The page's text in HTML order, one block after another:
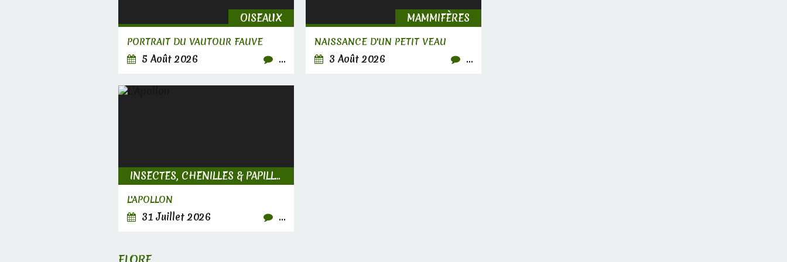
OISEAUX
PORTRAIT DU VAUTOUR FAUVE
5 Août 2026 …
MAMMIFÈRES
NAISSANCE D'UN PETIT VEAU
3 Août 2026 …
INSECTES, CHENILLES & PAPILLONS
L'APOLLON
31 Juillet 2026 …